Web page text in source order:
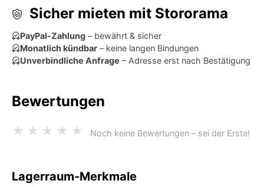
Sicher mieten mit Stororama
PayPal-Zahlung – bewährt & sicher
Monatlich kündbar – keine langen Bindungen
Unverbindliche Anfrage – Adresse erst nach Bestätigung
Bewertungen
★ ★ ★ ★ ★ Noch keine Bewertungen – sei der Erste!
Lagerraum-Merkmale